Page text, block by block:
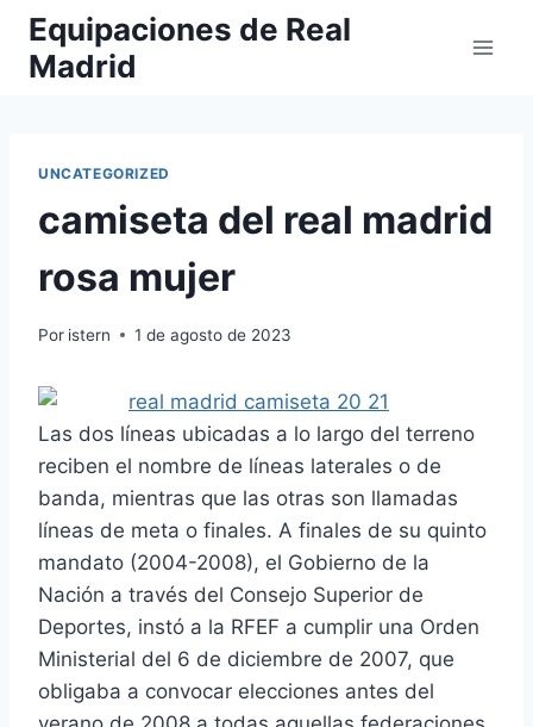
Saltar
contenido
Equipaciones de Real
Madrid
UNCATEGORIZED
camiseta del real madrid
rosa mujer
Por istern 1 de agosto de 2023
Las dos líneas ubicadas a lo largo del terreno
reciben el nombre de líneas laterales o de
banda, mientras que las otras son llamadas
líneas de meta o finales. A finales de su quinto
mandato (2004-2008), el Gobierno de la
Nación a través del Consejo Superior de
Deportes, instó a la RFEF a cumplir una Orden
Ministerial del 6 de diciembre de 2007, que
obligaba a convocar elecciones antes del